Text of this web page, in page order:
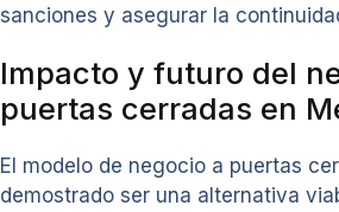
sanciones y asegurar la
Impacto y futuro del
puertas cerradas en
El modelo de negocio a puertas
demostrado ser una alternativa